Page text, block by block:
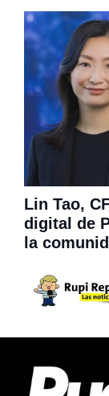
Lin Tao,
digital de
la